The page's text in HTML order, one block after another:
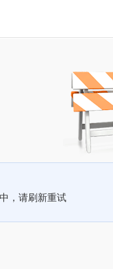
，请刷新重试